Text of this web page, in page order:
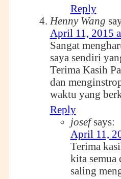
Reply
Henny Wang
April 11, 2015
Sangat
saya sendiri
Terima Kasih
dan
waktu yang
Reply
josef says:
April 11,
Terima
kita semua
saling